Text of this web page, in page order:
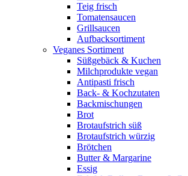
Teig frisch
Tomatensaucen
Grillsaucen
Aufbacksortiment
Veganes Sortiment
Süßgebäck & Kuchen
Milchprodukte vegan
Antipasti frisch
Back- & Kochzutaten
Backmischungen
Brot
Brotaufstrich süß
Brotaufstrich würzig
Brötchen
Butter & Margarine
Essig